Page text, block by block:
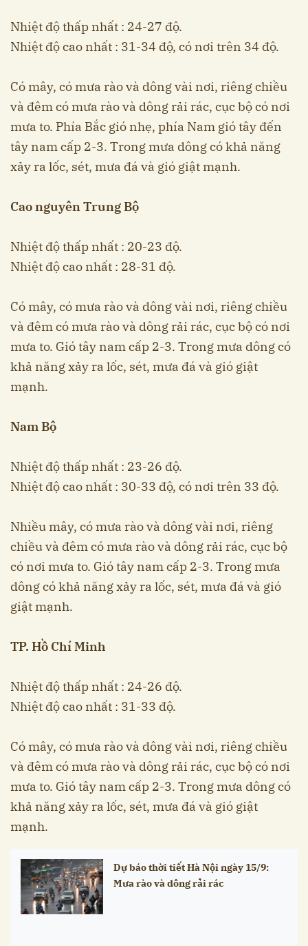
Nhiệt độ thấp nhất : 24-27 độ.
Nhiệt độ cao nhất : 31-34 độ, có nơi trên 34 độ.
Có mây, có mưa rào và dông vài nơi, riêng chiều
và đêm có mưa rào và dông rải rác, cục bộ có nơi
mưa to. Phía Bắc gió nhẹ, phía Nam gió tây đến
tây nam cấp 2-3. Trong mưa dông có khả năng
xảy ra lốc, sét, mưa đá và gió giật mạnh.
Cao nguyên Trung Bộ
Nhiệt độ thấp nhất : 20-23 độ.
Nhiệt độ cao nhất : 28-31 độ.
Có mây, có mưa rào và dông vài nơi, riêng chiều
và đêm có mưa rào và dông rải rác, cục bộ có nơi
mưa to. Gió tây nam cấp 2-3. Trong mưa dông có
khả năng xảy ra lốc, sét, mưa đá và gió giật
mạnh.
Nam Bộ
Nhiệt độ thấp nhất : 23-26 độ.
Nhiệt độ cao nhất : 30-33 độ, có nơi trên 33 độ.
Nhiều mây, có mưa rào và dông vài nơi, riêng
chiều và đêm có mưa rào và dông rải rác, cục bộ
có nơi mưa to. Gió tây nam cấp 2-3. Trong mưa
dông có khả năng xảy ra lốc, sét, mưa đá và gió
giật mạnh.
TP. Hồ Chí Minh
Nhiệt độ thấp nhất : 24-26 độ.
Nhiệt độ cao nhất : 31-33 độ.
Có mây, có mưa rào và dông vài nơi, riêng chiều
và đêm có mưa rào và dông rải rác, cục bộ có nơi
mưa to. Gió tây nam cấp 2-3. Trong mưa dông có
khả năng xảy ra lốc, sét, mưa đá và gió giật
mạnh.
Dự báo thời tiết Hà Nội ngày 15/9:
Mưa rào và dông rải rác